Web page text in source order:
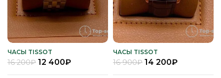
ПОКРЫТИЕ
Полное
защитное IPS
покрытие
Часы мужские
СТЕКЛО
ПОКРЫТИЕ
Полное
защитное IPS
покрытие
Часы мужские
РЕМЕНЬ
ЧАСЫ TISSOT
16 200₽ 12 400₽
ЧАСЫ TISSOT
16 900₽ 14 200₽